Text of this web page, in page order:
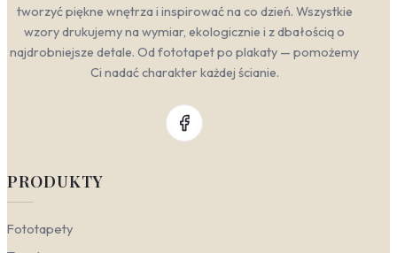
tworzyć piękne wnętrza i inspirować na co dzień. Wszystkie
wzory drukujemy na wymiar, ekologicznie i z dbałością o
najdrobniejsze detale. Od fototapet po plakaty — pomożemy
Ci nadać charakter każdej ścianie.
PRODUKTY
Fototapety